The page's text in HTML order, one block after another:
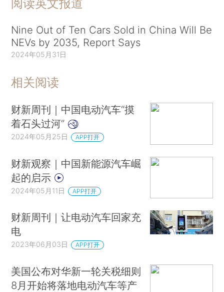
阅读英文报道
Nine Out of Ten Cars Sold in China Will Be
NEVs by 2035, Report Says
2024年05月31日
相关阅读
财新周刊｜中国电动汽车“摸
着石头过河”
2024年05月25日 APP打开
财新观察｜中国新能源汽车崛
起的启示
2024年05月11日 APP打开
财新周刊｜让电动汽车回家充
电
2023年06月03日 APP打开
美国公布对华新一轮关税细则
8月开始将落地电动汽车等产